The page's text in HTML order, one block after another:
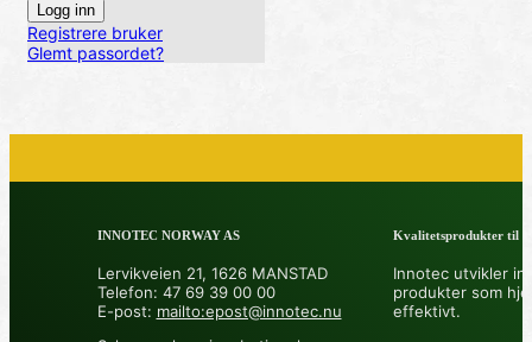
Registrere bruker
Glemt passordet?
INNOTEC NORWAY AS
Lervikveien 21, 1626 MANSTAD
Telefon: 47 69 39 00 00
E-post: mailto:epost@innotec.nu
Kvalitetsprodukter til å
Innotec utvikler
produkter som
effektivt.